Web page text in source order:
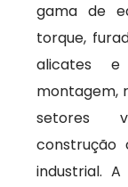
gama de
torque,
alicates
montagem,
setores
construção
industrial.